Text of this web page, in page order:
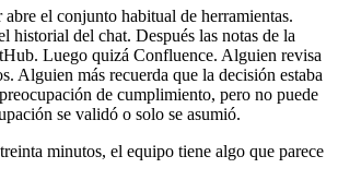
el conjunto habitual de herramientas.
historial del chat. Después las notas de la
Luego quizá Confluence. Alguien revisa
Alguien más recuerda que la decisión estaba
de cumplimiento, pero no puede
se validó o solo se asumió.
minutos, el equipo tiene algo que parece